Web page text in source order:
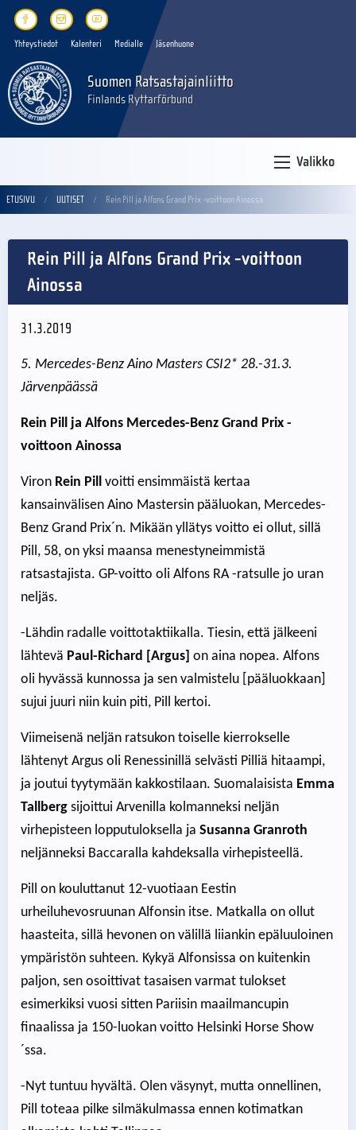
Yhteystiedot Kalenteri Medialle Jäsenhuone
Suomen Ratsastajainliitto
Finlands Ryttarförbund
Valikko
ETUSIVU UUTISET Rein Pill ja Alfons Grand Prix -voittoon Ainossa
Rein Pill ja Alfons Grand Prix -voittoon
Ainossa
31.3.2019
5. Mercedes-Benz Aino Masters CSI2* 28.-31.3.
Järvenpäässä
Rein Pill ja Alfons Mercedes-Benz Grand Prix -
voittoon Ainossa
Viron Rein Pill voitti ensimmäistä kertaa
kansainvälisen Aino Mastersin pääluokan, Mercedes-
Benz Grand Prix´n. Mikään yllätys voitto ei ollut, sillä
Pill, 58, on yksi maansa menestyneimmistä
ratsastajista. GP-voitto oli Alfons RA -ratsulle jo uran
neljäs.
-Lähdin radalle voittotaktiikalla. Tiesin, että jälkeeni
lähtevä Paul-Richard [Argus] on aina nopea. Alfons
oli hyvässä kunnossa ja sen valmistelu [pääluokkaan]
sujui juuri niin kuin piti, Pill kertoi.
Viimeisenä neljän ratsukon toiselle kierrokselle
lähtenyt Argus oli Renessinillä selvästi Pilliä hitaampi,
ja joutui tyytymään kakkostilaan. Suomalaisista Emma
Tallberg sijoittui Arvenilla kolmanneksi neljän
virhepisteen lopputuloksella ja Susanna Granroth
neljänneksi Baccaralla kahdeksalla virhepisteellä.
Pill on kouluttanut 12-vuotiaan Eestin
urheiluhevosruunan Alfonsin itse. Matkalla on ollut
haasteita, sillä hevonen on välillä liiankin epäluuloinen
ympäristön suhteen. Kykyä Alfonsissa on kuitenkin
paljon, sen osoittivat tasaisen varmat tulokset
esimerkiksi vuosi sitten Pariisin maailmancupin
finaalissa ja 150-luokan voitto Helsinki Horse Show
´ssa.
-Nyt tuntuu hyvältä. Olen väsynyt, mutta onnellinen,
Pill toteaa pilke silmäkulmassa ennen kotimatkan